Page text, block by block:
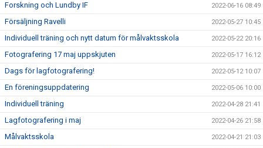
Forskning och Lundby IF 2022-06-16 08:49
Försäljning Ravelli 2022-05-27 10:45
Individuell träning och nytt datum för målvaktsskola 2022-05-22 20:16
Fotografering 17 maj uppskjuten 2022-05-17 16:12
Dags för lagfotografering! 2022-05-12 10:07
En föreningsuppdatering 2022-05-06 10:00
Individuell träning 2022-04-28 21:41
Lagfotografering i maj 2022-04-26 21:58
Målvaktsskola 2022-04-21 21:03